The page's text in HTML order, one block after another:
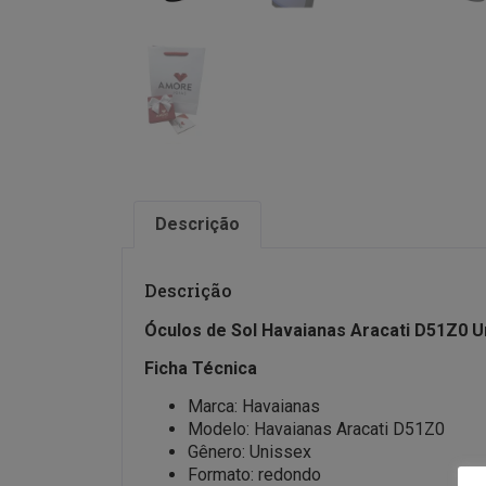
Descrição
Descrição
Óculos de Sol Havaianas Aracati D51Z0
Ficha Técnica
Marca: Havaianas
Modelo: Havaianas Aracati D51Z0
Gênero: Unissex
Formato: redondo